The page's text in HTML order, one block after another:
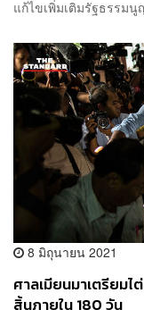
แก้ไขเพิ่มเติมรัฐธรรม
8 มิถุนายน 2021
ศาลเมียนมาเตรียม
สิ้นภายใน 180 วัน